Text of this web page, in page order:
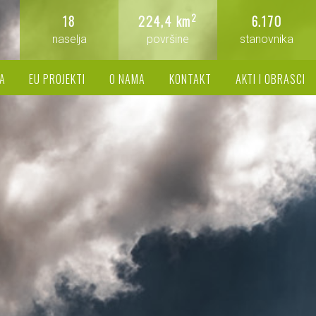
6.170
stanovnika
224,4 km2
površine
18
naselja
EU PROJEKTI O NAMA KONTAKT AKTI I OBRASCI